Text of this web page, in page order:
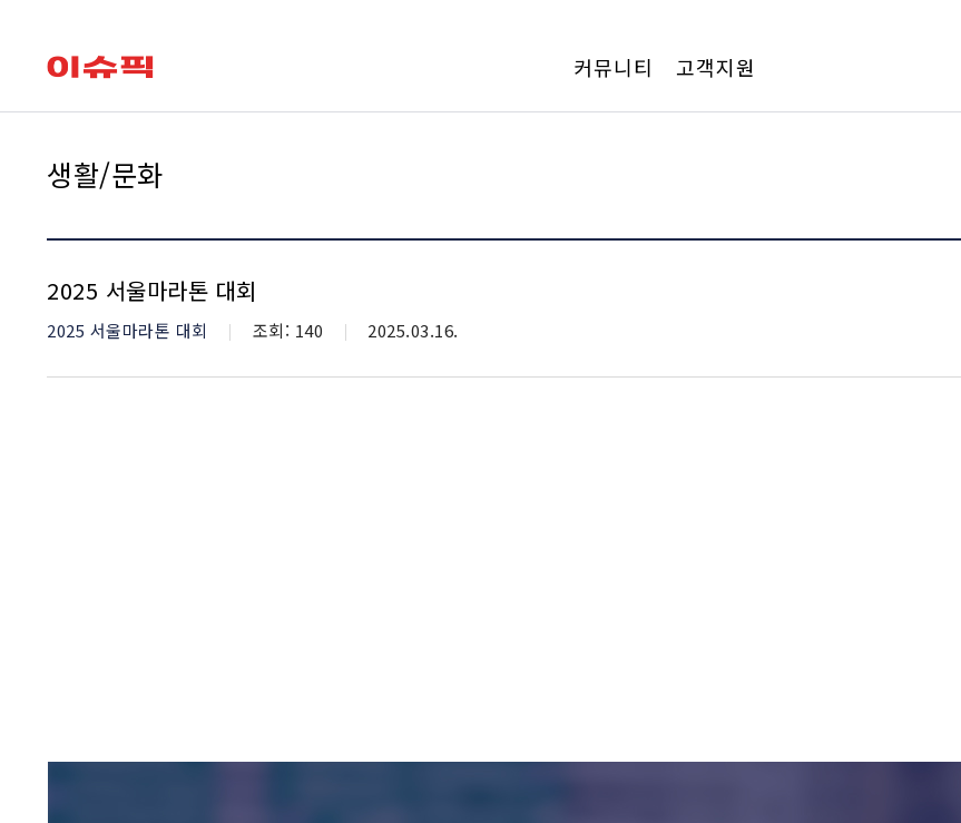
커뮤니티 고객지원
생활/문화
2025 서울마라톤 대회
카테고리
2025 서울마라톤 대회 조회수
조회: 140 등재일자
2025.03.16.